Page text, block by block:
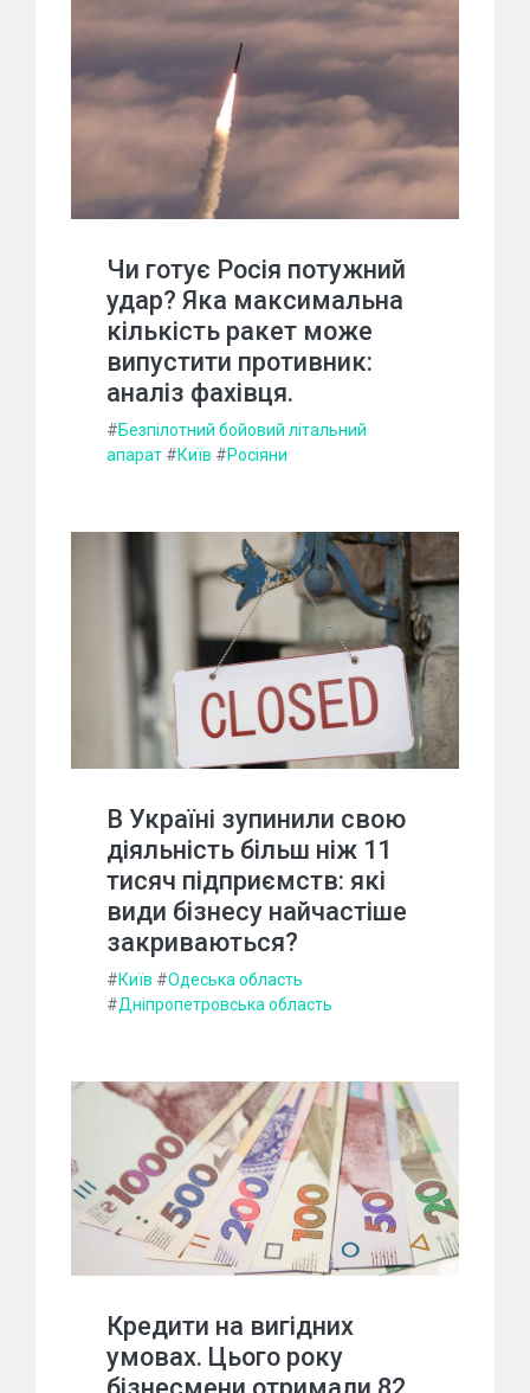
Чи готує Росія потужний
удар? Яка максимальна
кількість ракет може
випустити противник:
аналіз фахівця.
#Безпілотний бойовий літальний
апарат #Київ #Росіяни
В Україні зупинили свою
діяльність більш ніж 11
тисяч підприємств: які
види бізнесу найчастіше
закриваються?
#Київ #Одеська область
#Дніпропетровська область
Кредити на вигідних
умовах. Цього року